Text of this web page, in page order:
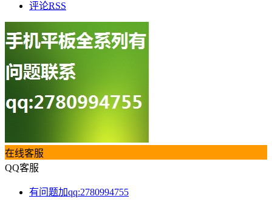
评论RSS
在线客服
QQ客服
有问题加qq:2780994755